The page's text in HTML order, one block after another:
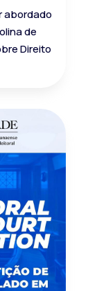
abordado
de
Direito